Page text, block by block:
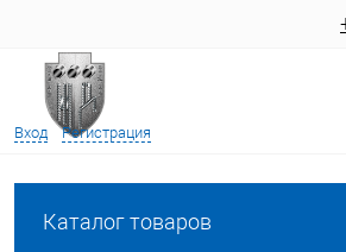
Вход Регистрация
Каталог товаров